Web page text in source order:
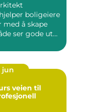
boligeiere
å skape
ser gode ut
jun
til